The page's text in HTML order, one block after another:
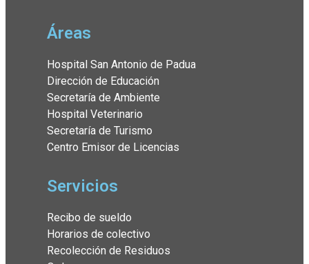
Áreas
Hospital San Antonio de Padua
Dirección de Educación
Secretaría de Ambiente
Hospital Veterinario
Secretaría de Turismo
Centro Emisor de Licencias
Servicios
Recibo de sueldo
Horarios de colectivo
Recolección de Residuos